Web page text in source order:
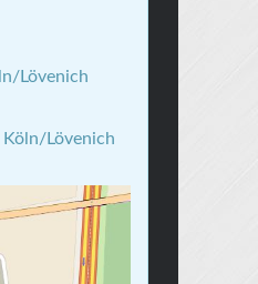
Lövenich
Lövenich